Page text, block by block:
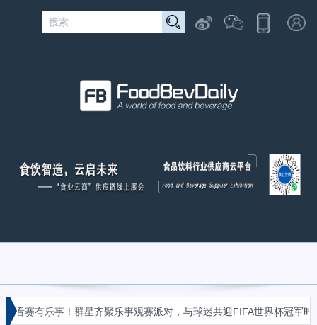
看赛有乐事！群星齐聚乐事观赛派对，与球迷共迎FIFA世界杯冠军时刻